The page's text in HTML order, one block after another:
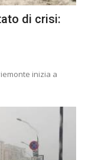
di crisi:
inizia a